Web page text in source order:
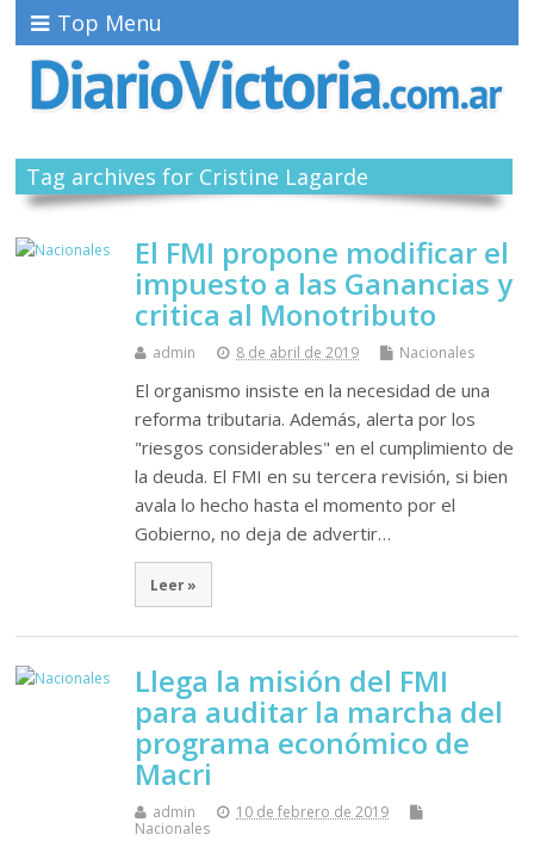
Top Menu
Tag archives for Cristine Lagarde
El FMI propone modificar el
impuesto a las Ganancias y
critica al Monotributo
admin 8 de abril de 2019 Nacionales
El organismo insiste en la necesidad de una
reforma tributaria. Además, alerta por los
"riesgos considerables" en el cumplimiento de
la deuda. El FMI en su tercera revisión, si bien
avala lo hecho hasta el momento por el
Gobierno, no deja de advertir…
Leer »
Llega la misión del FMI
para auditar la marcha del
programa económico de
Macri
admin
10 de febrero de 2019
Nacionales